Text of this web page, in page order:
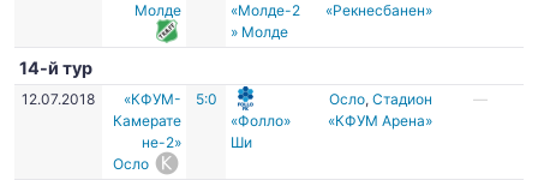
Молде
«Молде-2
» Молде
«Рекнесбанен»
14-й тур
12.07.2018
«КФУМ-
Камерате
не-2»
Осло
5:0
«Фолло»
Ши
Осло,Стадион
«КФУМ Арена»
—